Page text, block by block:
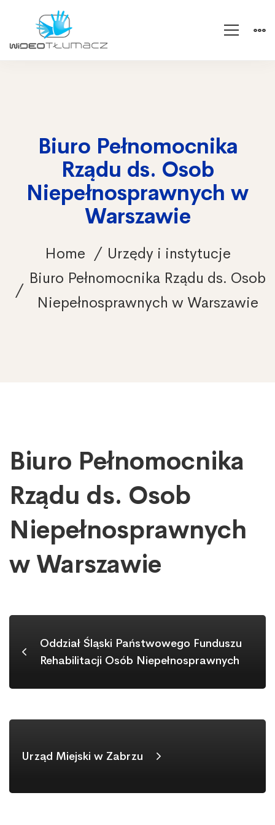
Biuro Pełnomocnika
Rządu ds. Osob
Niepełnosprawnych w
Warszawie
Home
Urzędy i instytucje
Biuro Pełnomocnika Rządu ds. Osob
Niepełnosprawnych w Warszawie
Biuro
Pełnomocnika
Rządu
ds.
Osob
Niepełnosprawnych
Warszawie
Biuro Pełnomocnika
Rządu ds. Osob
Niepełnosprawnych
w Warszawie
Oddział Śląski Państwowego Funduszu
Rehabilitacji Osób Niepełnosprawnych
Urząd Miejski w Zabrzu